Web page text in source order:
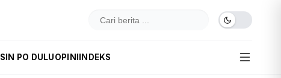
SIN PO DULUOPINI INDEKS